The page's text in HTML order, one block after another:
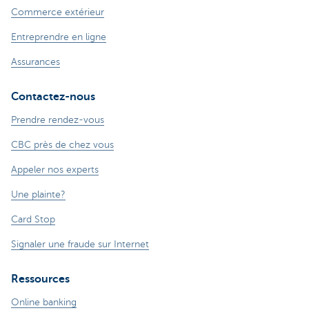
Commerce extérieur
Entreprendre en ligne
Assurances
Contactez-nous
Prendre rendez-vous
CBC près de chez vous
Appeler nos experts
Une plainte?
Card Stop
Signaler une fraude sur Internet
Ressources
Online banking